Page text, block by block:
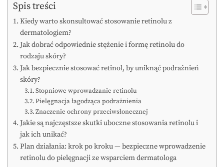
Spis treści
Kiedy warto skonsultować stosowanie retinolu z
dermatologiem?
Jak dobrać odpowiednie stężenie i formę retinolu do
rodzaju skóry?
Jak bezpiecznie stosować retinol, by uniknąć podrażnień
skóry?
Stopniowe wprowadzanie retinolu
Pielęgnacja łagodząca podrażnienia
Znaczenie ochrony przeciwsłonecznej
Jakie są najczęstsze skutki uboczne stosowania retinolu i
jak ich unikać?
Plan działania: krok po kroku — bezpieczne wprowadzenie
retinolu do pielęgnacji ze wsparciem dermatologa